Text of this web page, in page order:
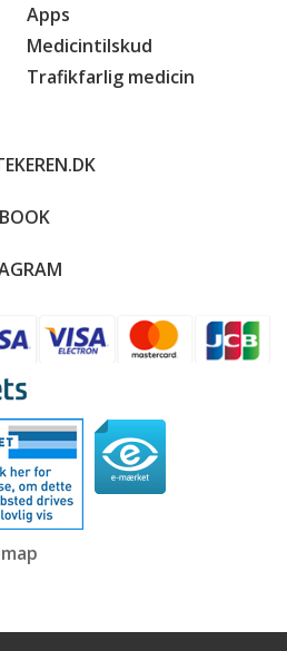
Apps
Medicintilskud
Trafikfarlig medicin